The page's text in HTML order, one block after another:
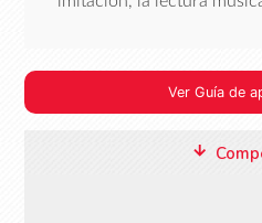
Ver Guía de